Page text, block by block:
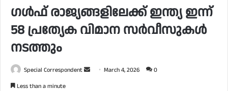
ഗൾഫ് രാജ്യങ്ങളിലേക്ക് ഇന്ത്യ ഇന്ന്
58 പ്രത്യേക വിമാന സർവീസുകൾ
നടത്തും
Special Correspondent
Send March 4, 2026
0
Less than a minute